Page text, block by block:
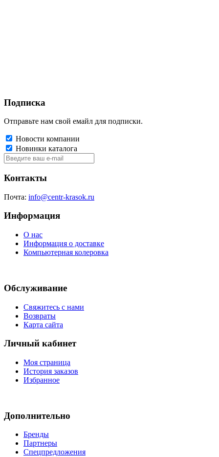
Подписка
Отправьте нам свой емайл для подписки.
Новости компании
Новинки каталога
Контакты
Почта: info@centr-krasok.ru
Информация
О нас
Информация о доставке
Компьютерная колеровка
Обслуживание
Свяжитесь с нами
Возвраты
Карта сайта
Личный кабинет
Моя страница
История заказов
Избранное
Дополнительно
Бренды
Партнеры
Спецпредложения